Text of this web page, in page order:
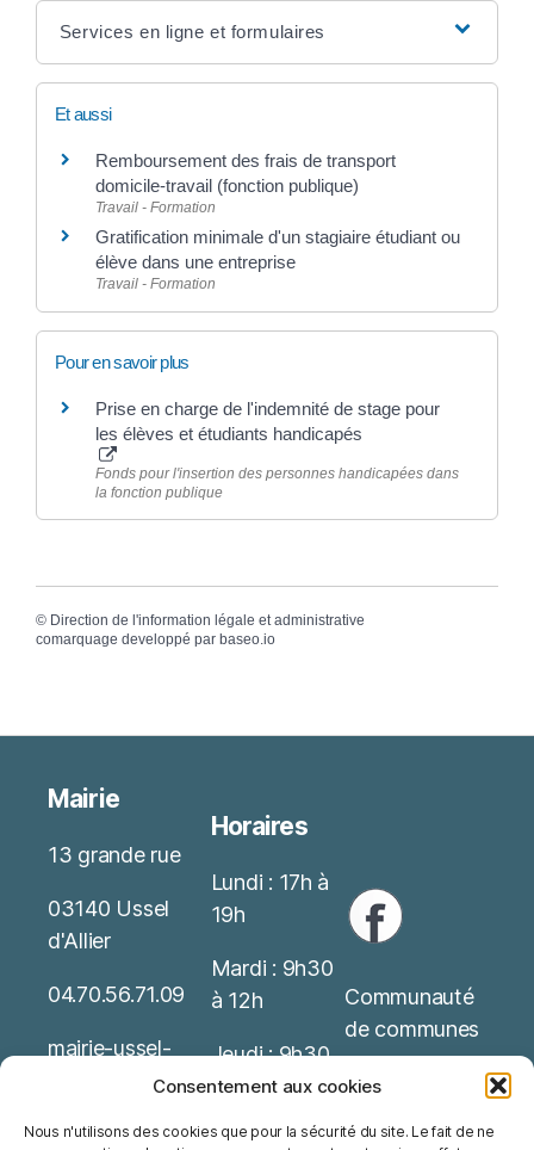
Consentement aux cookies
Nous n'utilisons des cookies que pour la sécurité du site. Le fait de ne
Services en ligne et formulaires
Et aussi
Remboursement des frais de transport
domicile-travail (fonction publique)
Travail - Formation
Gratification minimale d'un stagiaire étudiant ou
élève dans une entreprise
Travail - Formation
Pour en savoir plus
Prise en charge de l'indemnité de stage pour
les élèves et étudiants handicapés
Fonds pour l'insertion des personnes handicapées dans
la fonction publique
© Direction de l'information légale et administrative
comarquage developpé par baseo.io
Mairie
13 grande rue
03140 Ussel
d'Allier
04.70.56.71.09
mairie-ussel-
allier(at)wanado
Horaires
Lundi : 17h à
19h
Mardi : 9h30
à 12h
Jeudi : 9h30
à 12h
Possibilité de
Communauté
de communes
Service Public
Office de